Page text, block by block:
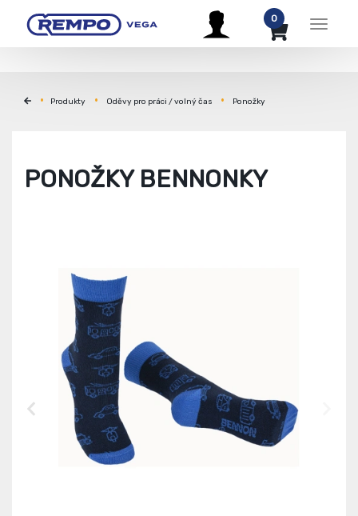
Menu
0
Produkty Oděvy pro práci / volný čas Ponožky
PONOŽKY BENNONKY